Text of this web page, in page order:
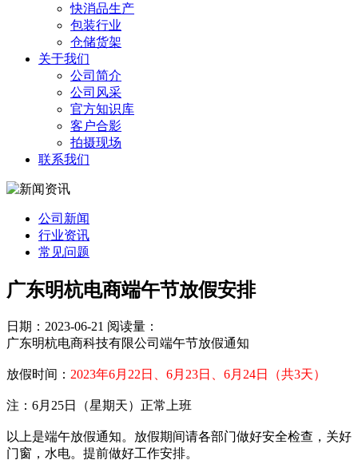
快消品生产
包装行业
仓储货架
关于我们
公司简介
公司风采
官方知识库
客户合影
拍摄现场
联系我们
公司新闻
行业资讯
常见问题
广东明杭电商端午节放假安排
日期：2023-06-21 阅读量：
广东明杭电商科技有限公司端午节放假通知
放假时间： 2023年6月22日、6月23日、6月24日（共3天）
注：6月25日（星期天）正常上班
以上是端午放假通知。放假期间请各部门做好安全检查，关好
门窗，水电。提前做好工作安排。